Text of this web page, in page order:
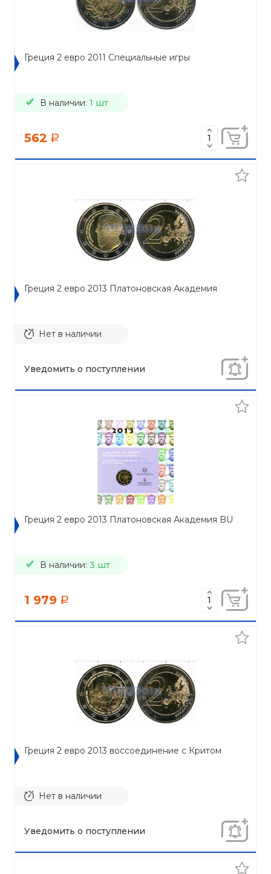
Греция 2 евро 2011 Специальные игры
В наличии: 1 шт
562 a
Греция 2 евро 2013 Платоновская Академия
Нет в наличии
Уведомить о поступлении
Греция 2 евро 2013 Платоновская Академия BU
В наличии: 3 шт
1 979 a
Греция 2 евро 2013 воссоединение с Критом
Нет в наличии
Уведомить о поступлении